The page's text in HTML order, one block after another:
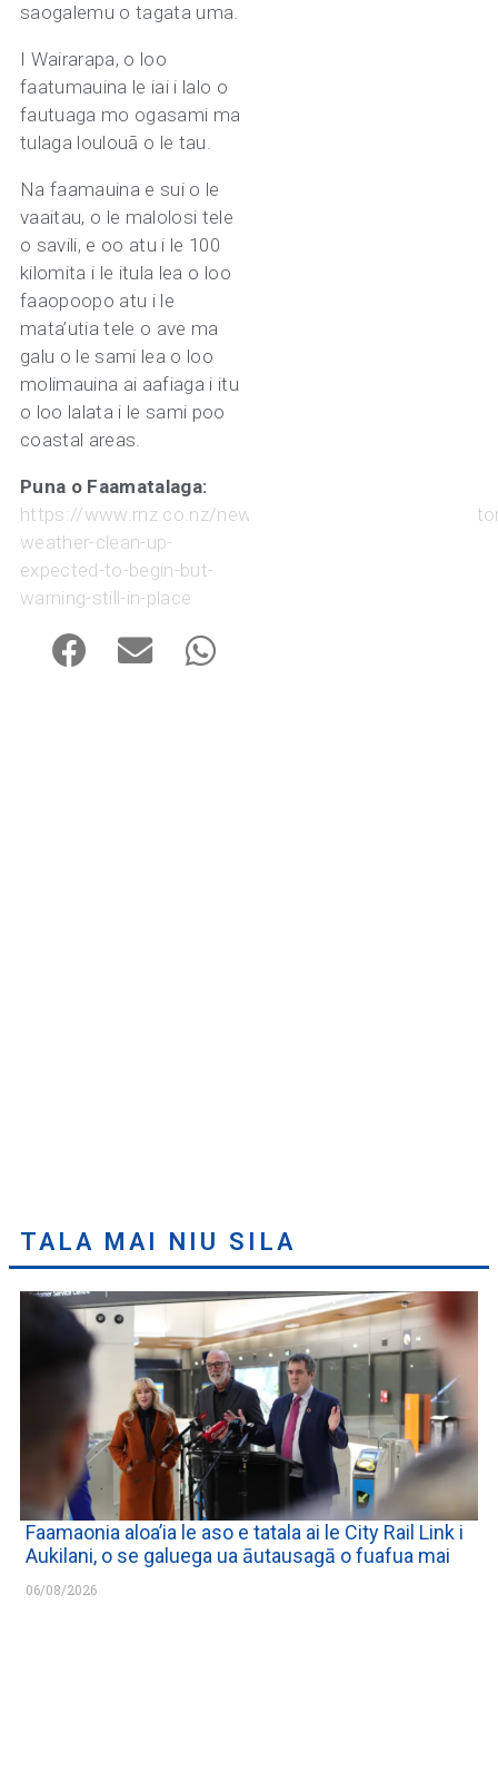
saogalemu o tagata uma.
I Wairarapa, o loo
faatumauina le iai i lalo o
fautuaga mo ogasami ma
tulaga loulouā o le tau.
Na faamauina e sui o le
vaaitau, o le malolosi tele
o savili, e oo atu i le 100
kilomita i le itula lea o loo
faaopoopo atu i le
mata’utia tele o ave ma
galu o le sami lea o loo
molimauina ai aafiaga i itu
o loo lalata i le sami poo
coastal areas.
Puna o Faamatalaga:
https://www.rnz.co.nz/news/weather/597730/
weather-clean-up-
expected-to-begin-but-
warning-still-in-place
TALA MAI NIU SILA
Faamaonia aloa’ia le aso e tatala ai le City Rail Link i
Aukilani, o se galuega ua āutausagā o fuafua mai
06/08/2026